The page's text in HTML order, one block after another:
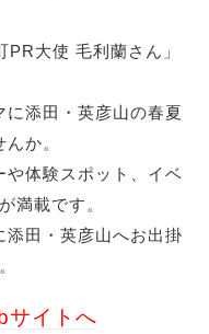
大使 毛利蘭さん」
に添田・英彦山の春夏
か。
や体験スポット、イベ
満載です 。
添田・英彦山へお出掛
サイトへ